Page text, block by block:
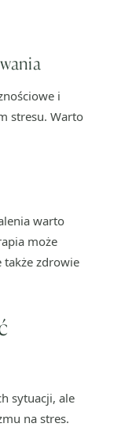
i
stresu. Warto
warto
może
także zdrowie
sytuacji, ale
na stres.